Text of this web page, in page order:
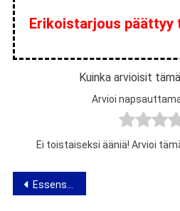
Erikoistarjous päättyy
Kuinka arvioisit
Arvioi
Ei toistaiseksi ääniä! Arvioi
Artikkelien
Essensin – lausunto kuulon regeneroimisesta eteerisestä öljystä